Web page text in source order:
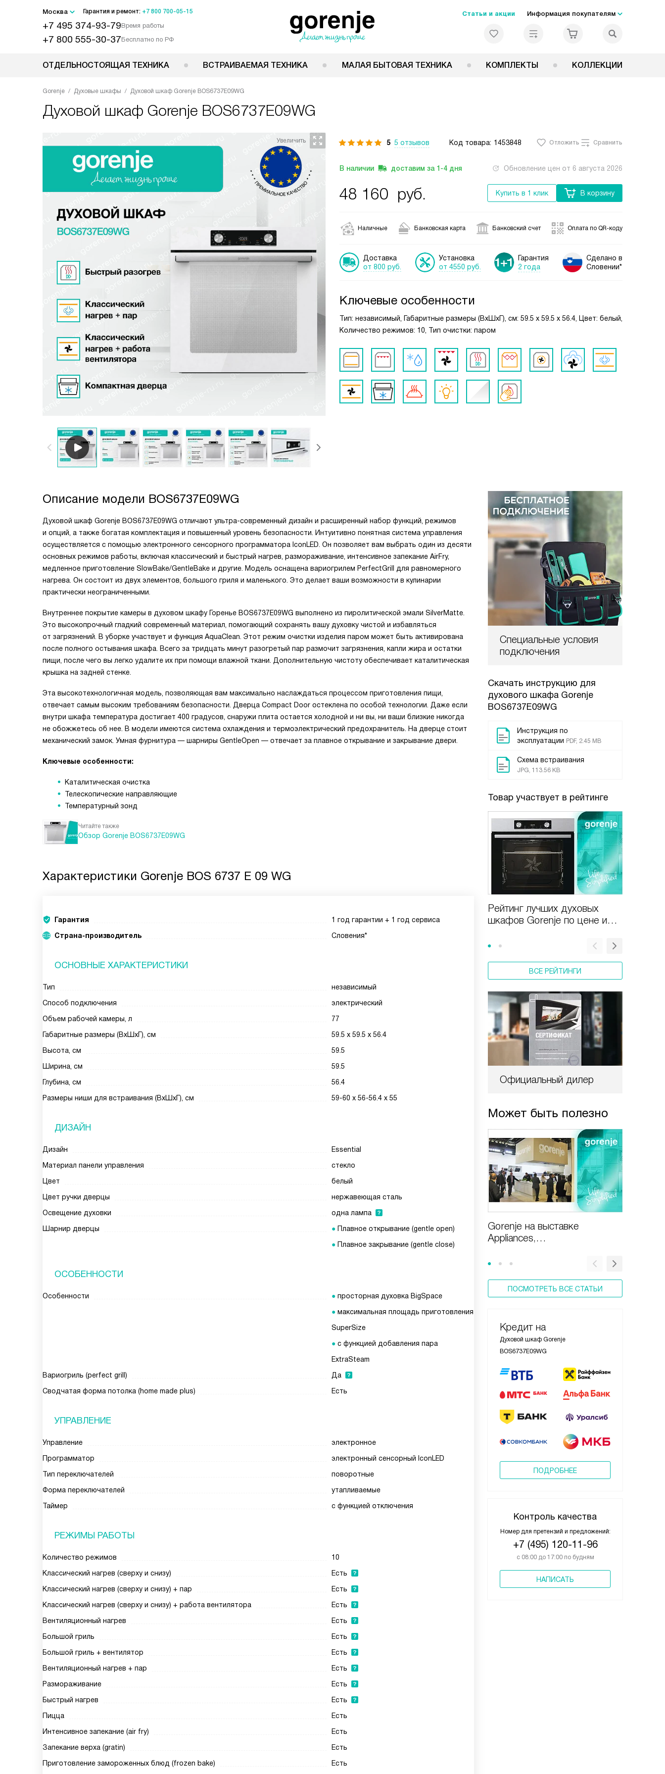
Москва Гарантия и ремонт: +7 800 700-05-15
+7 495 374-93-79Время работы
+7 800 555-30-37Бесплатно по РФ
Статьи и акции Информация покупателям
ОТДЕЛЬНОСТОЯЩАЯ ТЕХНИКА ВСТРАИВАЕМАЯ ТЕХНИКА МАЛАЯ БЫТОВАЯ ТЕХНИКА КОМПЛЕКТЫ КОЛЛЕКЦИИ
Gorenje Духовые шкафы Духовой шкаф Gorenje BOS6737E09WG
Духовой шкаф Gorenje BOS6737E09WG
5 5 отзывов Код товара: 1453848 Отложить Сравнить
В наличии доставим за 1-4 дня Обновление цен от 6 августа 2026
48 160 руб. Купить в 1 клик В корзину
Наличные Банковская карта Банковский счет Оплата по QR-коду
Доставка
от 800 руб.
Установка
от 4550 руб.
Гарантия
2 года
Сделано в
Словении*
Ключевые особенности
Тип: независимый, Габаритные размеры (ВxШxГ), см: 59.5 х 59.5 х 56.4, Цвет: белый,
Количество режимов: 10, Тип очистки: паром
Специальные условия
подключения
Скачать инструкцию для
духового шкафа Gorenje
BOS6737E09WG
Инструкция по
эксплуатации PDF, 2.45 MB
Схема встраивания
JPG, 113.56 KB
Товар участвует в рейтинге
Рейтинг лучших духовых
шкафов Gorenje по цене и
ВСЕ РЕЙТИНГИ
Официальный дилер
Может быть полезно
Gorenje на выставке
Appliances,
ПОСМОТРЕТЬ ВСЕ СТАТЬИ
Кредит на
Духовой шкаф Gorenje
BOS6737E09WG
ПОДРОБНЕЕ
Контроль качества
Номер для претензий и предложений:
+7 (495) 120-11-96
с 08:00 до 17:00 по будням
НАПИСАТЬ
Описание модели BOS6737E09WG
Духовой шкаф Gorenje BOS6737E09WG отличают ультра-современный дизайн и расширенный набор функций, режимов
и опций, а также богатая комплектация и повышенный уровень безопасности. Интуитивно понятная система управления
осуществляется с помощью электронного сенсорного программатора IconLED. Он позволяет вам выбрать один из десяти
основных режимов работы, включая классический и быстрый нагрев, размораживание, интенсивное запекание AirFry,
медленное приготовление SlowBake/GentleBake и другие. Модель оснащена вариогрилем PerfectGrill для равномерного
нагрева. Он состоит из двух элементов, большого гриля и маленького. Это делает ваши возможности в кулинарии
практически неограниченными.
Внутреннее покрытие камеры в духовом шкафу Горенье BOS6737E09WG выполнено из пиролитической эмали SilverMatte.
Это высокопрочный гладкий современный материал, помогающий сохранять вашу духовку чистой и избавляться
от загрязнений. В уборке участвует и функция AquaClean. Этот режим очистки изделия паром может быть активирована
после полного остывания шкафа. Всего за тридцать минут разогретый пар размочит загрязнения, капли жира и остатки
пищи, после чего вы легко удалите их при помощи влажной ткани. Дополнительную чистоту обеспечивает каталитическая
крышка на задней стенке.
Эта высокотехнологичная модель, позволяющая вам максимально наслаждаться процессом приготовления пищи,
отвечает самым высоким требованиям безопасности. Дверца Compact Door остеклена по особой технологии. Даже если
внутри шкафа температура достигает 400 градусов, снаружи плита остается холодной и ни вы, ни ваши близкие никогда
не обожжетесь об нее. В модели имеются система охлаждения и термоэлектрический предохранитель. На дверце стоит
механический замок. Умная фурнитура — шарниры GentleOpen — отвечает за плавное открывание и закрывание двери.
Ключевые особенности:
Каталитическая очистка
Телескопические направляющие
Температурный зонд
Читайте также
Обзор Gorenje BOS6737E09WG
Характеристики Gorenje BOS 6737 E 09 WG
Гарантия
1 год гарантии + 1 год сервиса
Страна-производитель
Словения*
ОСНОВНЫЕ ХАРАКТЕРИСТИКИ
Тип
независимый
Способ подключения
электрический
Объем рабочей камеры, л
77
Габаритные размеры (ВxШxГ), см
59.5 х 59.5 х 56.4
Высота, см
59.5
Ширина, см
59.5
Глубина, см
56.4
Размеры ниши для встраивания (ВxШxГ), см
59-60 х 56-56.4 х 55
ДИЗАЙН
Дизайн
Essential
Материал панели управления
стекло
Цвет
белый
Цвет ручки дверцы
нержавеющая сталь
Освещение духовки
одна лампа
Шарнир дверцы
Плавное открывание (gentle open)
Плавное закрывание (gentle close)
ОСОБЕННОСТИ
Особенности
просторная духовка BigSpace
максимальная площадь приготовления
SuperSize
с функцией добавления пара
ExtraSteam
Вариогриль (perfect grill)
Да
Cводчатая форма потолка (home made plus)
Есть
УПРАВЛЕНИЕ
Управление
электронное
Программатор
электронный сенсорный IconLED
Тип переключателей
поворотные
Форма переключателей
утапливаемые
Таймер
с функцией отключения
РЕЖИМЫ РАБОТЫ
Количество режимов
10
Классический нагрев (сверху и снизу)
Есть
Классический нагрев (сверху и снизу) + пар
Есть
Классический нагрев (сверху и снизу) + работа вентилятора
Есть
Вентиляционный нагрев
Есть
Большой гриль
Есть
Большой гриль + вентилятор
Есть
Вентиляционный нагрев + пар
Есть
Размораживание
Есть
Быстрый нагрев
Есть
Пицца
Есть
Интенсивное запекание (air fry)
Есть
Запекание верха (gratin)
Есть
Приготовление замороженных блюд (frozen bake)
Есть